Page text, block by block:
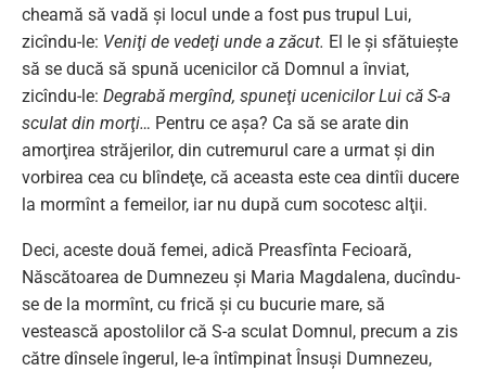
cheamă să vadă şi locul unde a fost pus trupul Lui,
zicîndu-le: Veniţi de vedeţi unde a zăcut. El le şi sfătuieşte
să se ducă să spună ucenicilor că Domnul a înviat,
zicîndu-le: Degrabă mergînd, spuneţi ucenicilor Lui că S-a
sculat din morţi… Pentru ce aşa? Ca să se arate din
amorţirea străjerilor, din cutremurul care a urmat şi din
vorbirea cea cu blîndeţe, că aceasta este cea dintîi ducere
la mormînt a femeilor, iar nu după cum socotesc alţii.
Deci, aceste două femei, adică Preasfînta Fecioară,
Născătoarea de Dumnezeu şi Maria Magdalena, ducîndu-
se de la mormînt, cu frică şi cu bucurie mare, să
vestească apostolilor că S-a sculat Domnul, precum a zis
către dînsele îngerul, le-a întîmpinat Însuşi Dumnezeu,